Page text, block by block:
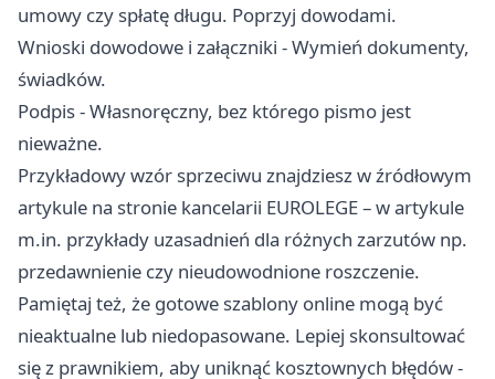
umowy czy spłatę długu. Poprzyj dowodami.
Wnioski dowodowe i załączniki - Wymień dokumenty,
świadków.
Podpis - Własnoręczny, bez którego pismo jest
nieważne.
Przykładowy wzór sprzeciwu znajdziesz w źródłowym
artykule na stronie kancelarii EUROLEGE – w artykule
m.in. przykłady uzasadnień dla różnych zarzutów np.
przedawnienie czy nieudowodnione roszczenie.
Pamiętaj też, że gotowe szablony online mogą być
nieaktualne lub niedopasowane. Lepiej skonsultować
się z prawnikiem, aby uniknąć kosztownych błędów -